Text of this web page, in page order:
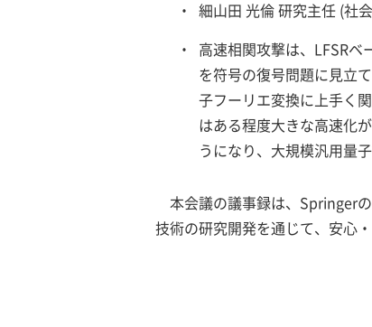
・ 細山田 光倫 研究主任 (社
・
高速相関攻撃は、LFSR
を符号の復号問題に見立
子フーリエ変換に上手く
はある程度大きな高速化
うになり、大規模汎用量
本会議の議事録は、Springer
技術の研究開発を通じて、安心